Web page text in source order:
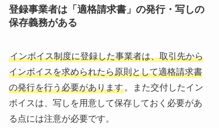
登録事業者は「適格請求書」の発行・写しの
保存義務がある
インボイス制度に登録した事業者は、取引先から
インボイスを求められたら原則として適格請求書
の発行を行う必要があります。また交付したイン
ボイスは、写しを用意して保存しておく必要があ
る点には注意が必要です。